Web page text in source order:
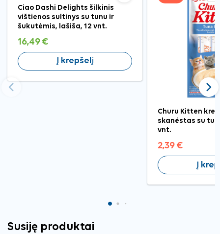
Ciao Dashi Delights šilkinis
vištienos sultinys su tunu ir
šukutėmis, lašiša, 12 vnt.
16,49 €
Į krepšelį
Churu Kitten
skanėstas su
vnt.
2,39 €
Į
Ankstesnis
Susiję produktai